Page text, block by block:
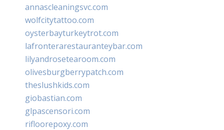
annascleaningsvc.com
wolfcitytattoo.com
oysterbayturkeytrot.com
lafronterarestauranteybar.com
lilyandrosetearoom.com
olivesburgberrypatch.com
theslushkids.com
giobastian.com
glpascensori.com
rifloorepoxy.com